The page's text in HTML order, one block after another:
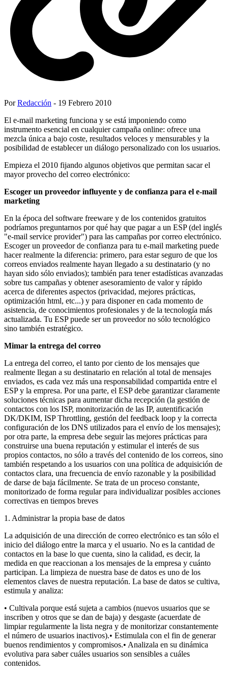
PorRedacción - 19 Febrero 2010
El e-mail marketing funciona y se está imponiendo como
instrumento esencial en cualquier campaña online: ofrece una
mezcla única a bajo coste, resultados veloces y mensurables y la
posibilidad de establecer un diálogo personalizado con los usuarios.
Empieza el 2010 fijando algunos objetivos que permitan sacar el
mayor provecho del correo electrónico:
Escoger un proveedor influyente y de confianza para el e-mail
marketing
En la época del software freeware y de los contenidos gratuitos
podríamos preguntarnos por qué hay que pagar a un ESP (del inglés
"e-mail service provider") para las campañas por correo electrónico.
Escoger un proveedor de confianza para tu e-mail marketing puede
hacer realmente la diferencia: primero, para estar seguro de que los
correos enviados realmente hayan llegado a su destinatario (y no
hayan sido sólo enviados); también para tener estadísticas avanzadas
sobre tus campañas y obtener asesoramiento de valor y rápido
acerca de diferentes aspectos (privacidad, mejores prácticas,
optimización html, etc...) y para disponer en cada momento de
asistencia, de conocimientos profesionales y de la tecnología más
actualizada. Tu ESP puede ser un proveedor no sólo tecnológico
sino también estratégico.
Mimar la entrega del correo
La entrega del correo, el tanto por ciento de los mensajes que
realmente llegan a su destinatario en relación al total de mensajes
enviados, es cada vez más una responsabilidad compartida entre el
ESP y la empresa. Por una parte, el ESP debe garantizar claramente
soluciones técnicas para aumentar dicha recepción (la gestión de
contactos con los ISP, monitorización de las IP, autentificación
DK/DKIM, ISP Throttling, gestión del feedback loop y la correcta
configuración de los DNS utilizados para el envío de los mensajes);
por otra parte, la empresa debe seguir las mejores prácticas para
construirse una buena reputación y estimular el interés de sus
propios contactos, no sólo a través del contenido de los correos, sino
también respetando a los usuarios con una política de adquisición de
contactos clara, una frecuencia de envío razonable y la posibilidad
de darse de baja fácilmente. Se trata de un proceso constante,
monitorizado de forma regular para individualizar posibles acciones
correctivas en tiempos breves
1. Administrar la propia base de datos
La adquisición de una dirección de correo electrónico es tan sólo el
inicio del diálogo entre la marca y el usuario. No es la cantidad de
contactos en la base lo que cuenta, sino la calidad, es decir, la
medida en que reaccionan a los mensajes de la empresa y cuánto
participan. La limpieza de nuestra base de datos es uno de los
elementos claves de nuestra reputación. La base de datos se cultiva,
estimula y analiza:
• Cultivala porque está sujeta a cambios (nuevos usuarios que se
inscriben y otros que se dan de baja) y desgaste (acuerdate de
limpiar regularmente la lista negra y de monitorizar constantemente
el número de usuarios inactivos).• Estimulala con el fin de generar
buenos rendimientos y compromisos.• Analizala en su dinámica
evolutiva para saber cuáles usuarios son sensibles a cuáles
contenidos.